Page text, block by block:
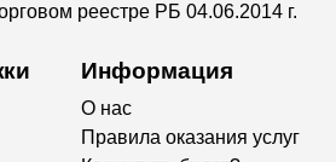
реестре РБ 04.06.2014 г.
Информация
О нас
Правила оказания услуг